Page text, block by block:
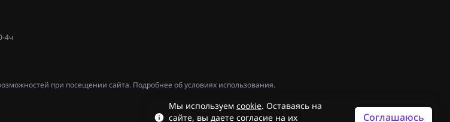
4ч
при посещении сайта. Подробнее об условиях использования.
Мы используем cookie. Оставаясь на
сайте, вы даете согласие на их
Соглашаюсь